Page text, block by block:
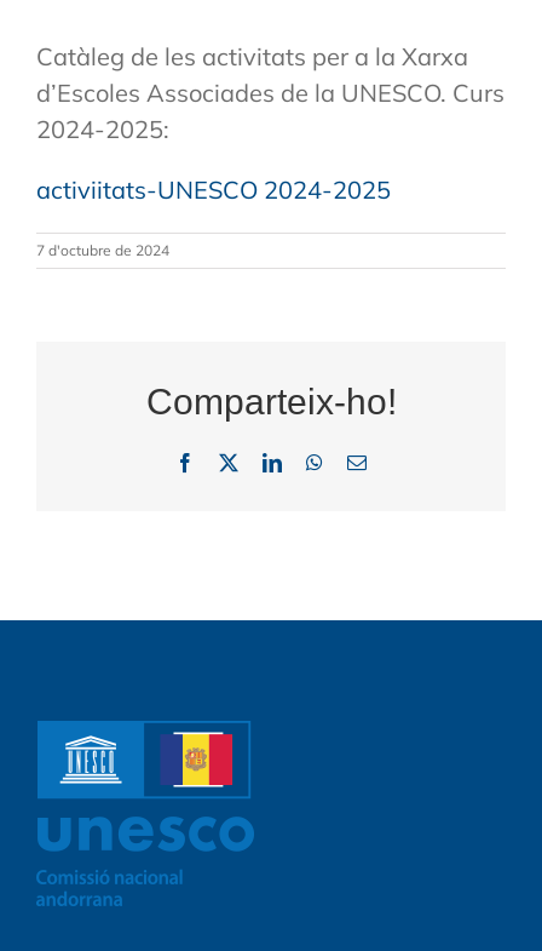
Catàleg de les activitats per a la Xarxa
d’Escoles Associades de la UNESCO. Curs
2024-2025:
activiitats-UNESCO 2024-2025
7 d'octubre de 2024
Comparteix-ho!
Facebook LinkedInWhatsApp
Email: